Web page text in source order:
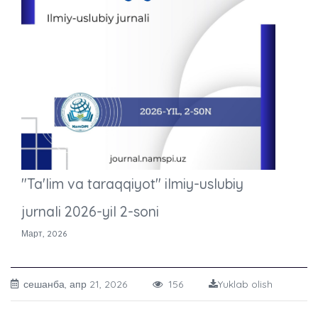
"Ta'lim va taraqqiyot" ilmiy-uslubiy
jurnali 2026-yil 2-soni
Март, 2026
сешанба, апр 21, 2026 156 Yuklab olish